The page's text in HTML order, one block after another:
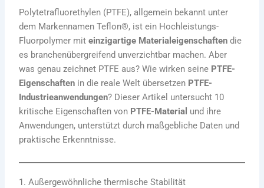
Polytetrafluorethylen (PTFE), allgemein bekannt unter
dem Markennamen Teflon®, ist ein Hochleistungs-
Fluorpolymer miteinzigartige Materialeigenschaften die
es branchenübergreifend unverzichtbar machen. Aber
was genau zeichnet PTFE aus? Wie wirken seine PTFE-
Eigenschaften in die reale Welt übersetzen PTFE-
Industrieanwendungen? Dieser Artikel untersucht 10
kritische Eigenschaften von PTFE-Material und ihre
Anwendungen, unterstützt durch maßgebliche Daten und
praktische Erkenntnisse.
1. Außergewöhnliche thermische Stabilität